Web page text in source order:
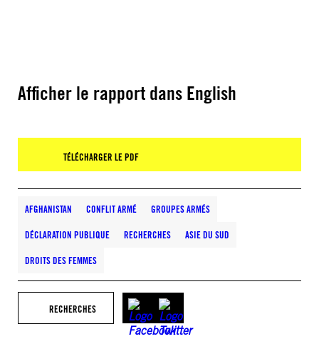
Afficher le rapport dans English
TÉLÉCHARGER LE PDF
AFGHANISTAN CONFLIT ARMÉ GROUPES ARMÉS
DÉCLARATION PUBLIQUE RECHERCHES ASIE DU SUD
DROITS DES FEMMES
RECHERCHES